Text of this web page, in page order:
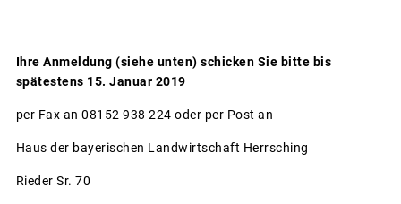
Ihre Anmeldung (siehe unten) schicken Sie bitte bis
spätestens 15. Januar 2019
per Fax an 08152 938 224 oder per Post an
Haus der bayerischen Landwirtschaft Herrsching
Rieder Sr. 70